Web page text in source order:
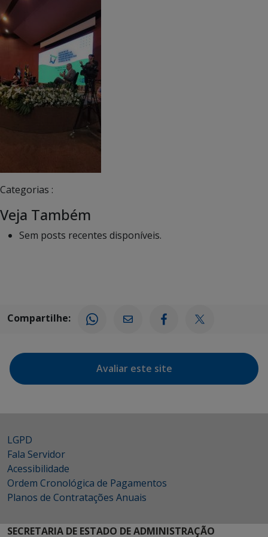
Categorias :
Veja Também
Sem posts recentes disponíveis.
Compartilhe:
Avaliar este site
LGPD
Fala Servidor
Acessibilidade
Ordem Cronológica de Pagamentos
Planos de Contratações Anuais
SECRETARIA DE ESTADO DE ADMINISTRAÇÃO